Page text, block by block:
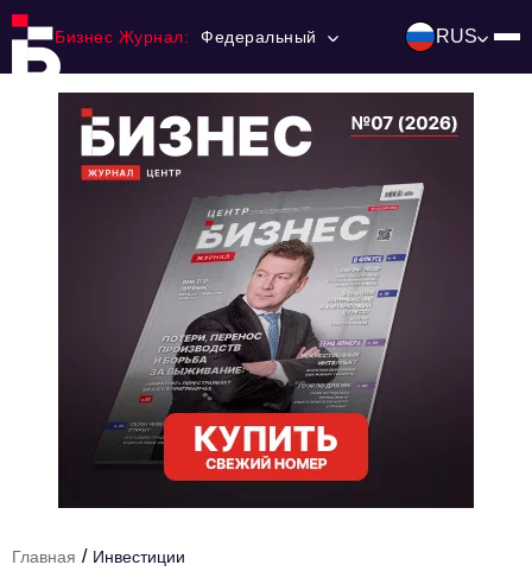
Бизнес Журнал: Федеральный RUS
Ниши и рынки
Технологии и тренды
Главная / Инвестиции